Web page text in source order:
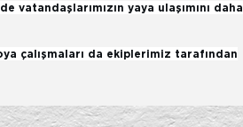
vatandaşlarımızın yaya ulaşımını daha
çalışmaları da ekiplerimiz tarafından